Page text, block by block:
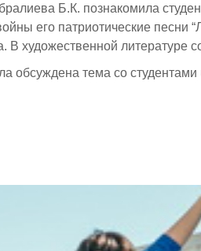
Б.К. познакомила
его патриотические песни
В художественной
обсуждена тема со